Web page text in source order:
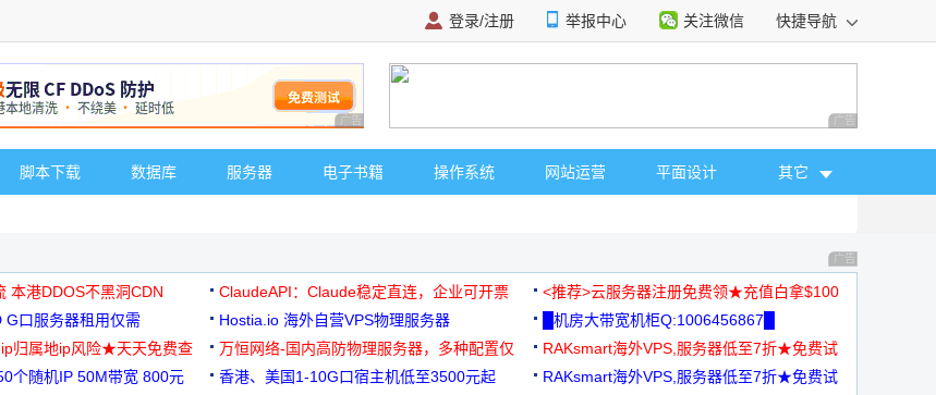
登录/注册 举报中心 关注微信 快捷导航
广告 商业广告，理性选择 广告 商业广告，理
脚本下载 数据库 服务器 电子书籍 操作系统 网站运营 平面设计 其它
广告 商业广告，理
本港DDOS不黑洞CDN ClaudeAPI：Claude稳定直连，企业可开票
<推荐>云服务器注册免费领★充值白拿$100
G口服务器租用仅需
Hostia.io 海外自营VPS物理服务器
█机房大带宽机柜Q:1006456867█
归属地ip风险★天天免费查
万恒网络-国内高防物理服务器，多种配置仅
99元/月起
RAKsmart海外VPS,服务器低至7折★免费试
用★
个随机IP 50M带宽 800元 香港、美国1-10G口宿主机低至3500元起
RAKsmart海外VPS,服务器低至7折★免费试